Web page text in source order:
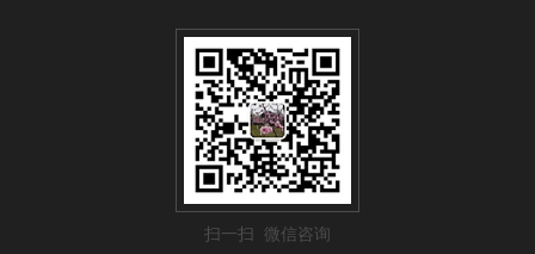
扫一扫 微信咨询